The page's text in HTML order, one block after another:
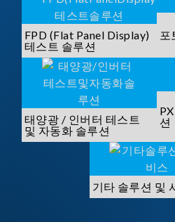
FPD (Flat Panel Display)
테스트 솔루션
포
태양광 / 인버터 테스트
및 자동화 솔루션
션
기타 솔루션 및